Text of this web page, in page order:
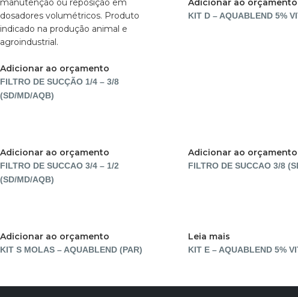
Adicionar ao orçamento
FILTRO DE SUCÇÃO 1/4 – 3/8
(SD/MD/AQB)
Adicionar ao orçamento
KIT D – AQUABLEND 5%
Adicionar ao orçamento
FILTRO DE SUCCAO 3/4 – 1/2
(SD/MD/AQB)
Adicionar ao orçamento
FILTRO DE SUCCAO 3/8
Adicionar ao orçamento
KIT S MOLAS – AQUABLEND (PAR)
Leia mais
KIT E – AQUABLEND 5%